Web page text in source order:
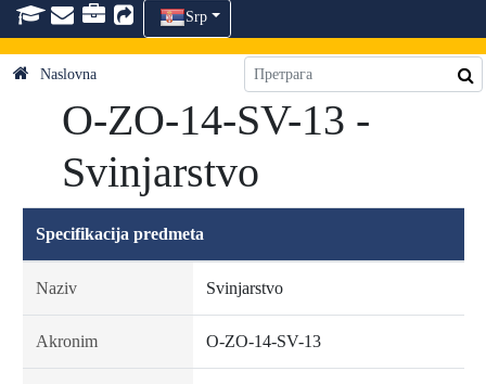
Srp
Naslovna
O-ZO-14-SV-13 -
Svinjarstvo
Specifikacija predmeta
Naziv Svinjarstvo
Akronim O-ZO-14-SV-13